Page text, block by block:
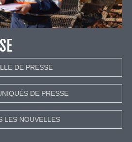
DE PRESSE
DE PRESSE
LES NOUVELLES